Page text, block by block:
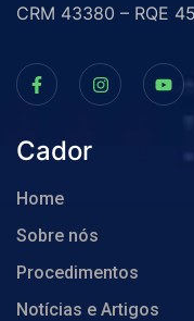
CRM 43380 – RQE
Cador
Home
Sobre nós
Procedimentos
Notícias e Artigos